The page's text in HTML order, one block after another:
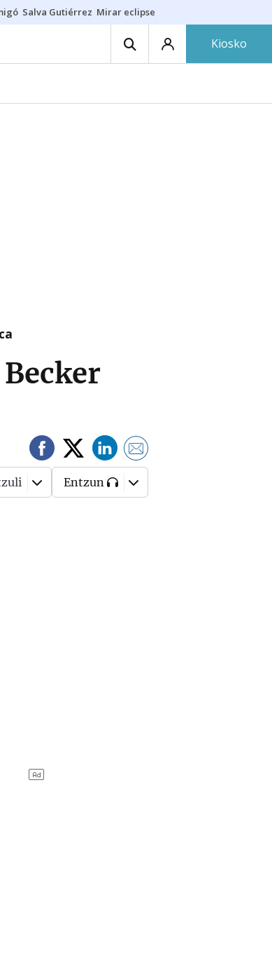
Salva Gutiérrez Mirar eclipse
Kiosko
Entzun